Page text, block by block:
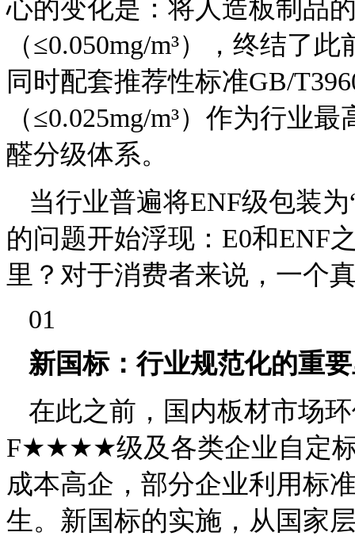
心的变化是：将人造板制品
（≤0.050mg/m³），终结了
同时配套推荐性标准GB/
（≤0.025mg/m³）作为行业
醛分级体系。
当行业普遍将ENF级包装
的问题开始浮现：E0和ENF
里？对于消费者来说，一个
01
新国标：行业规范化的重
在此之前，国内板材市场
F★★★★级及各类企业自定标
成本高企，部分企业利用标
生。新国标的实施，从国家